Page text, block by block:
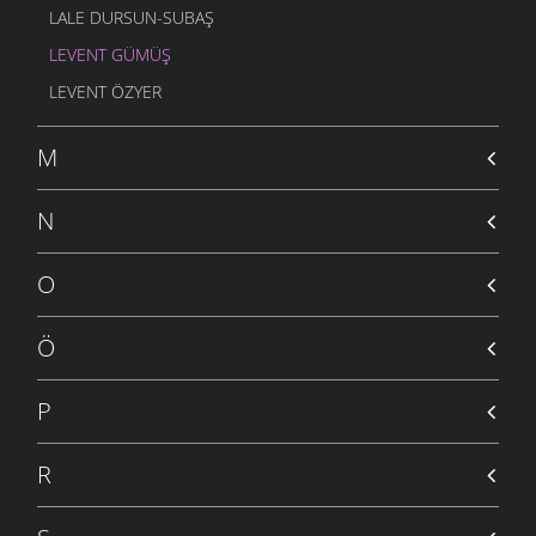
LALE DURSUN-SUBAŞ
LEVENT GÜMÜŞ
LEVENT ÖZYER
M
N
O
Ö
P
R